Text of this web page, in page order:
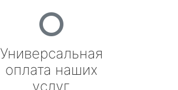
Универсальная
оплата наших
услуг